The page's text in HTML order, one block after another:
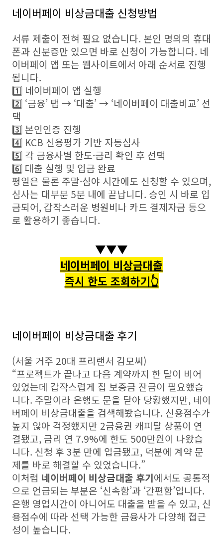
네이버페이 비상금대출 신청방법
서류 제출이 전혀 필요 없습니다. 본인 명의의 휴대
폰과 신분증만 있으면 바로 신청이 가능합니다. 네
이버페이 앱 또는 웹사이트에서 아래 순서로 진행
됩니다.
1️⃣ 네이버페이 앱 실행
2️⃣ ‘금융’ 탭 → ‘대출’ → ‘네이버페이 대출비교’ 선
택
3️⃣ 본인인증 진행
4️⃣ KCB 신용평가 기반 자동심사
5️⃣ 각 금융사별 한도·금리 확인 후 선택
6️⃣ 대출 실행 및 입금 완료
평일은 물론 주말·심야 시간에도 신청할 수 있으며,
심사는 대부분 5분 내에 끝납니다. 승인 시 바로 입
금되어, 갑작스러운 병원비나 카드 결제자금 등으
로 활용하기 좋습니다.
▼▼▼
네이버페이 비상금대출
즉시 한도 조회하기👆
네이버페이 비상금대출 후기
(서울 거주 20대 프리랜서 김모씨)
“프로젝트가 끝나고 다음 계약까지 한 달이 비어
있었는데 갑작스럽게 집 보증금 잔금이 필요했습
니다. 주말이라 은행도 문을 닫아 당황했지만, 네이
버페이 비상금대출을 검색해봤습니다. 신용점수가
높지 않아 걱정했지만 2금융권 캐피탈 상품이 연
결됐고, 금리 연 7.9%에 한도 500만원이 나왔습
니다. 신청 후 3분 만에 입금됐고, 덕분에 계약 문
제를 바로 해결할 수 있었습니다.”
이처럼 네이버페이 비상금대출 후기에서도 공통적
으로 언급되는 부분은 ‘신속함’과 ‘간편함’입니다.
은행 영업시간이 아니어도 대출을 받을 수 있고, 신
용점수에 따라 선택 가능한 금융사가 다양해 접근
성이 높습니다.